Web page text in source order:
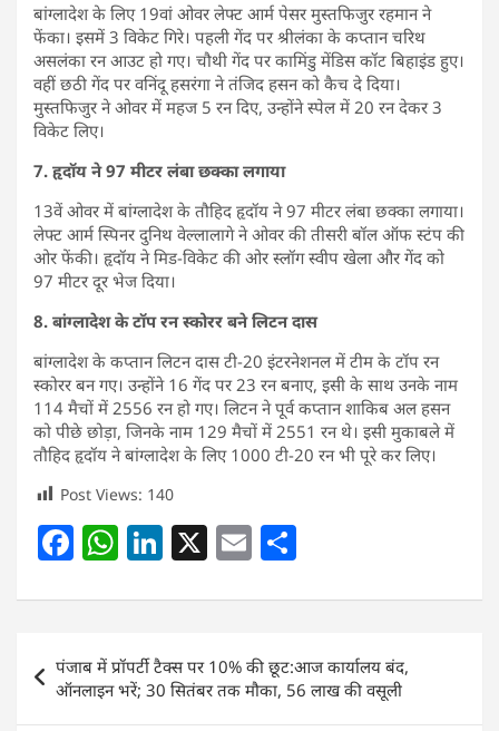
बांग्लादेश के लिए 19वां ओवर लेफ्ट आर्म पेसर मुस्तफिजुर रहमान ने
फेंका। इसमें 3 विकेट गिरे। पहली गेंद पर श्रीलंका के कप्तान चरिथ
असलंका रन आउट हो गए। चौथी गेंद पर कामिंडु मेंडिस कॉट बिहाइंड हुए।
वहीं छठी गेंद पर वनिंदू हसरंगा ने तंजिद हसन को कैच दे दिया।
मुस्तफिजुर ने ओवर में महज 5 रन दिए, उन्होंने स्पेल में 20 रन देकर 3
विकेट लिए।
7. हृदॉय ने 97 मीटर लंबा छक्का लगाया
13वें ओवर में बांग्लादेश के तौहिद हृदॉय ने 97 मीटर लंबा छक्का लगाया।
लेफ्ट आर्म स्पिनर दुनिथ वेल्लालागे ने ओवर की तीसरी बॉल ऑफ स्टंप की
ओर फेंकी। हृदॉय ने मिड-विकेट की ओर स्लॉग स्वीप खेला और गेंद को
97 मीटर दूर भेज दिया।
8. बांग्लादेश के टॉप रन स्कोरर बने लिटन दास
बांग्लादेश के कप्तान लिटन दास टी-20 इंटरनेशनल में टीम के टॉप रन
स्कोरर बन गए। उन्होंने 16 गेंद पर 23 रन बनाए, इसी के साथ उनके नाम
114 मैचों में 2556 रन हो गए। लिटन ने पूर्व कप्तान शाकिब अल हसन
को पीछे छोड़ा, जिनके नाम 129 मैचों में 2551 रन थे। इसी मुकाबले में
तौहिद हृदॉय ने बांग्लादेश के लिए 1000 टी-20 रन भी पूरे कर लिए।
Post Views: 140
F
c
e
b
o
W
at
s
A
p
Li
k
e
dI
n
X E
ai
l
ar
e
Post
navigation
पंजाब में प्रॉपर्टी टैक्स पर 10% की छूट:आज कार्यालय बंद,
ऑनलाइन भरें; 30 सितंबर तक मौका, 56 लाख की वसूली